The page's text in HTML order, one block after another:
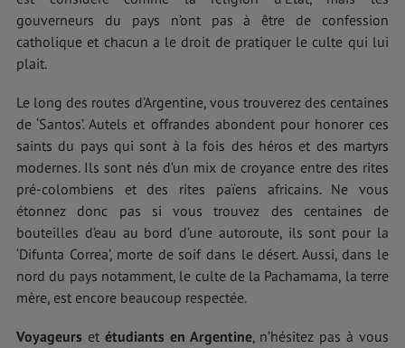
gouverneurs du pays n’ont pas à être de confession
catholique et chacun a le droit de pratiquer le culte qui lui
plait.
Le long des routes d’Argentine, vous trouverez des centaines
de ‘Santos’. Autels et offrandes abondent pour honorer ces
saints du pays qui sont à la fois des héros et des martyrs
modernes. Ils sont nés d’un mix de croyance entre des rites
pré-colombiens et des rites païens africains. Ne vous
étonnez donc pas si vous trouvez des centaines de
bouteilles d’eau au bord d’une autoroute, ils sont pour la
‘Difunta Correa’, morte de soif dans le désert. Aussi, dans le
nord du pays notamment, le culte de la Pachamama, la terre
mère, est encore beaucoup respectée.
Voyageurs et étudiants en Argentine, n’hésitez pas à vous